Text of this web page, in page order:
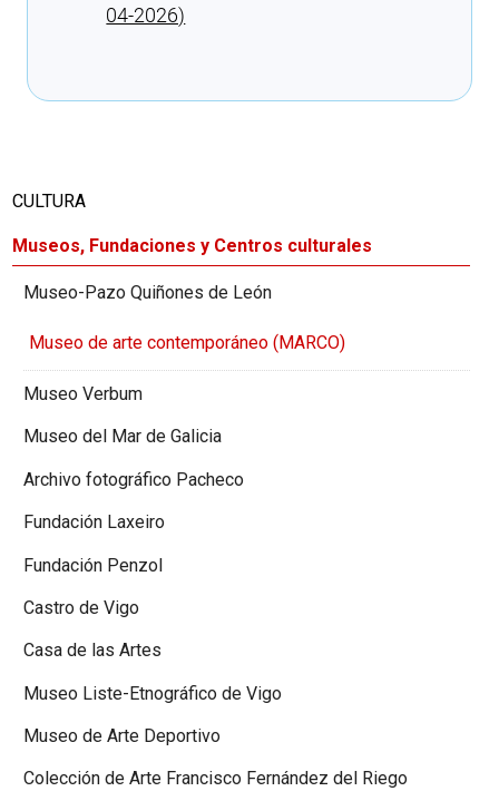
04-2026)
CULTURA
Museos, Fundaciones y Centros culturales
Museo-Pazo Quiñones de León
Museo de arte contemporáneo (MARCO)
Museo Verbum
Museo del Mar de Galicia
Archivo fotográfico Pacheco
Fundación Laxeiro
Fundación Penzol
Castro de Vigo
Casa de las Artes
Museo Liste-Etnográfico de Vigo
Museo de Arte Deportivo
Colección de Arte Francisco Fernández del Riego